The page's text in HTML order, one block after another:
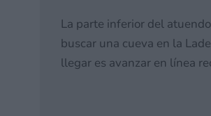
La parte inferior del
buscar una cueva en la
llegar es avanzar en línea